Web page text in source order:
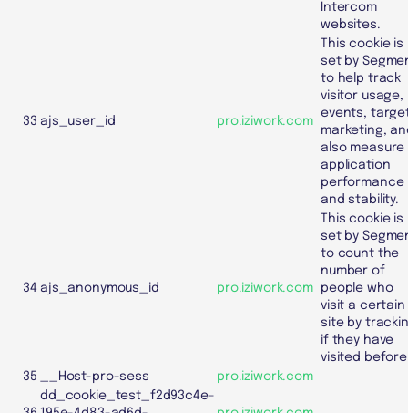
Intercom
websites.
33 ajs_user_id pro.iziwork.com
This cookie is
set by
to help track
visitor usage,
events,
marketing,
also measure
application
performance
and stability.
34 ajs_anonymous_id pro.iziwork.com
This cookie is
set by
to count the
number of
people who
visit a certain
site by
if they have
visited
35
__Host-pro-sess pro.iziwork.com
dd_cookie_test_f2d93c4e-